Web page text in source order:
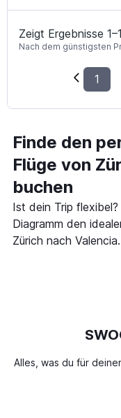
Zeigt Ergebnisse
Nach dem günstigsten
1
Finde den
Flüge von
buchen
Ist dein Trip
Diagramm den
Zürich nach Valencia.
Alles, was du für